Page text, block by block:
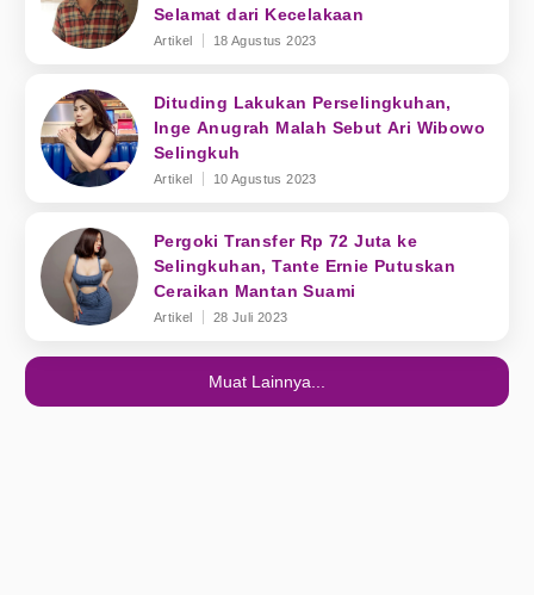
Selamat dari Kecelakaan
Artikel 18 Agustus 2023
Dituding Lakukan Perselingkuhan,
Inge Anugrah Malah Sebut Ari Wibowo
Selingkuh
Artikel 10 Agustus 2023
Pergoki Transfer Rp 72 Juta ke
Selingkuhan, Tante Ernie Putuskan
Ceraikan Mantan Suami
Artikel 28 Juli 2023
Muat Lainnya...